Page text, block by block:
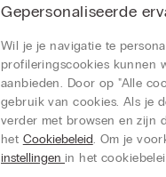
Gepersonaliseerde
Wil je je navigatie te
profileringscookies kunnen
aanbieden. Door op "Alle
gebruik van cookies. Als je
verder met browsen en zijn
het Cookiebeleid. Om je
instellingen in het